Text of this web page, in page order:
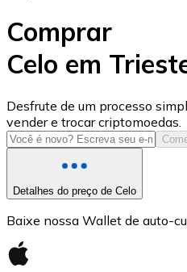
USD Coin
USDC
Comprar
Celo em
Desfrute de um processo
vender e trocar criptomoedas.
Detalhes do preço de Celo
Baixe nossa Wallet de auto-